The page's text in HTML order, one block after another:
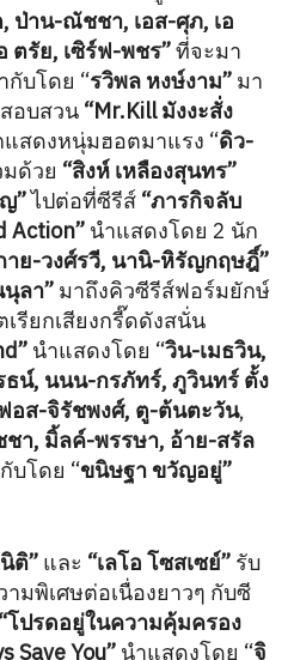
ป่าน-ณัชชา, เอส-ศุภ, เอ
รัย, เซิร์ฟ-พชร”ที่จะมา
กับโดย “รวิพล หงษ์งาม” มา
อบสวน “Mr.Kill มังงะสั่ง
สดงหนุ่มฮอตมาแรง “ดิว-
มด้วย “สิงห์ เหลืองสุนทร”
ญ”ไปต่อที่ซีรีส์ “ภารกิจลับ
Action” นำแสดงโดย 2 นัก
าย-วงศ์รวี, นานิ-หิรัญกฤษฎิ์”
ลา” มาถึงคิวซีรีส์ฟอร์มยักษ์
รียกเสียงกรี๊ดดังสนั่น
นำแสดงโดย “วิน-เมธวิน,
น์, นนน-กรภัทร์, ภูวินทร์ ตั้ง
อส-จิรัชพงศ์, ตู-ต้นตะวัน,
า, มิ้ลค์-พรรษา, อ้าย-สรัล
บโดย “ขนิษฐา ขวัญอยู่”
ติ” และ “เลโอ โซสเซย์” รับ
มพิเศษต่อเนื่องยาวๆ กับซี
“โปรดอยู่ในความคุ้มครอง
Save You” นำแสดงโดย “จิ